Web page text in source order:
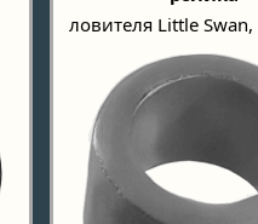
ловителя Little